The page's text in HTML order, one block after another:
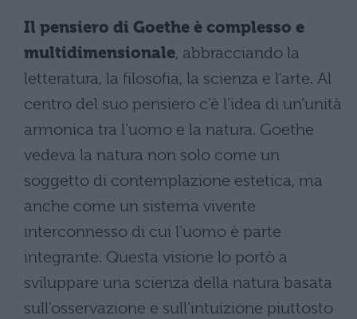
Il pensiero di Goethe è complesso e
multidimensionale, abbracciando la
letteratura, la filosofia, la scienza e l’arte. Al
centro del suo pensiero c’è l’idea di un’unità
armonica tra l’uomo e la natura. Goethe
vedeva la natura non solo come un
soggetto di contemplazione estetica, ma
anche come un sistema vivente
interconnesso di cui l’uomo è parte
integrante. Questa visione lo portò a
sviluppare una scienza della natura basata
sull’osservazione e sull’intuizione piuttosto